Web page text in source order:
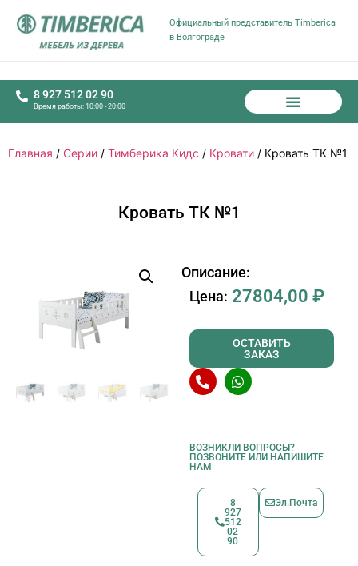
Официальный представитель Timberica
в Волгограде
8 927 512 02 90
Время работы: 10:00 - 20:00
Главная / Серии / Тимберика Кидс / Кровати / Кровать ТК №1
Кровать ТК №1
Описание:
Цена: 27804,00 ₽
ОСТАВИТЬ
ЗАКАЗ
ВОЗНИКЛИ ВОПРОСЫ?
ПОЗВОНИТЕ ИЛИ НАПИШИТЕ
НАМ
8
927
512
02
90
Эл.Почта